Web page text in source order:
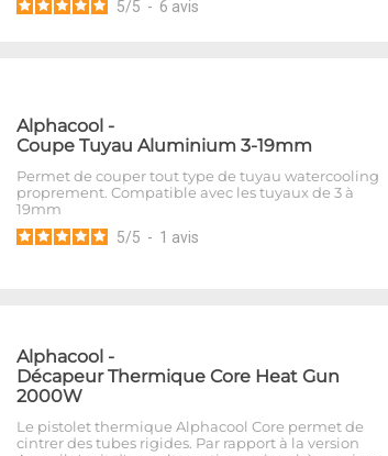
5/5 - 6 avis
Alphacool -
Coupe Tuyau Aluminium 3-19mm
Permet de couper tout type de tuyau watercooling
proprement. Compatible avec les tuyaux de 3 à
19mm
5/5 - 1 avis
Alphacool -
Décapeur Thermique Core Heat Gun
2000W
Le pistolet thermique Alphacool Core permet de
cintrer des tubes rigides. Par rapport à la version